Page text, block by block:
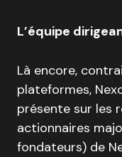
L’équipe
Là encore,
plateformes,
présente sur les
actionnaires
fondateurs) de